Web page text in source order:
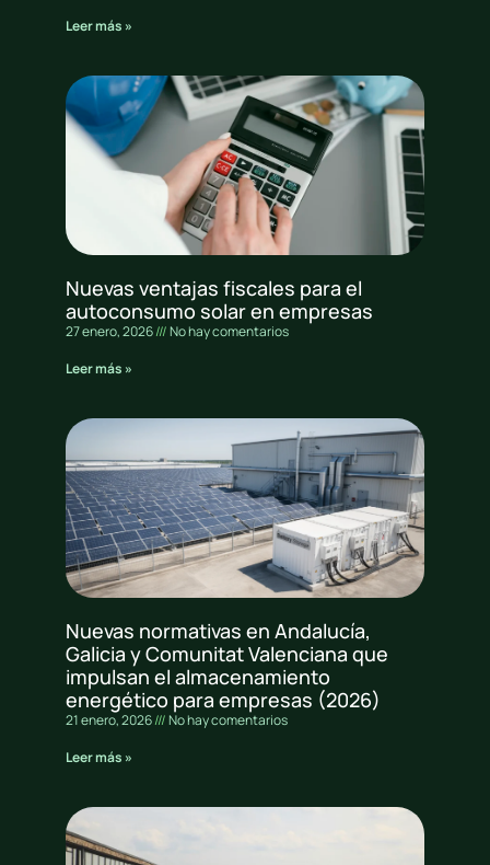
Leer más »
Nuevas ventajas fiscales para el
autoconsumo solar en empresas
27 enero, 2026
No hay comentarios
Leer más »
Nuevas normativas en Andalucía,
Galicia y Comunitat Valenciana que
impulsan el almacenamiento
energético para empresas (2026)
21 enero, 2026
No hay comentarios
Leer más »